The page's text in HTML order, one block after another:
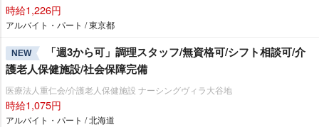
時給1,226円
アルバイト・パート / 東京都
NEW
「週3から可」調理スタッフ/無資格可/シフト相談可/介
護老人保健施設/社会保障完備
医療法人重仁会/介護老人保健施設 ナーシングヴィラ大谷地
時給1,075円
アルバイト・パート / 北海道